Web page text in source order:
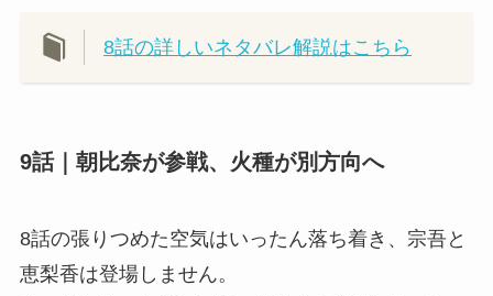
8話の詳しいネタバレ解説はこちら
9話｜朝比奈が参戦、火種が別方向へ
8話の張りつめた空気はいったん落ち着き、宗吾と
恵梨香は登場しません。